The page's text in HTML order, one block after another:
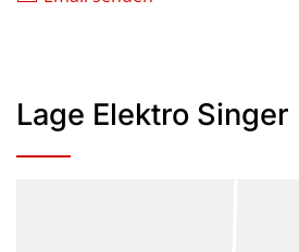
Lage Elektro Singer